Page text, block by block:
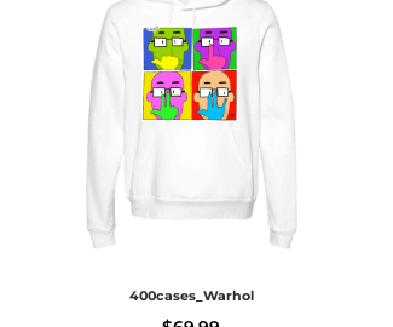
400cases_Warhol